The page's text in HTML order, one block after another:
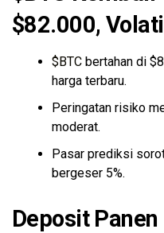
$82.000,
$BTC bertahan di
harga terbaru.
Peringatan risiko
moderat.
Pasar prediksi
bergeser 5%.
Deposit